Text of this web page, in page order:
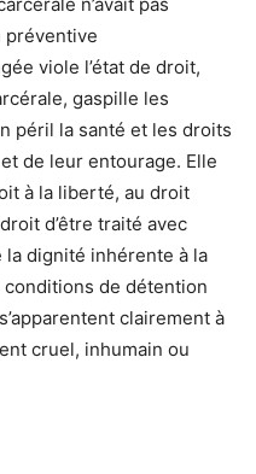
préventive
viole l’état de droit,
gaspille les
péril la santé et les droits
de leur entourage. Elle
à la liberté, au droit
d’être traité avec
dignité inhérente à la
de détention
clairement à
cruel, inhumain ou